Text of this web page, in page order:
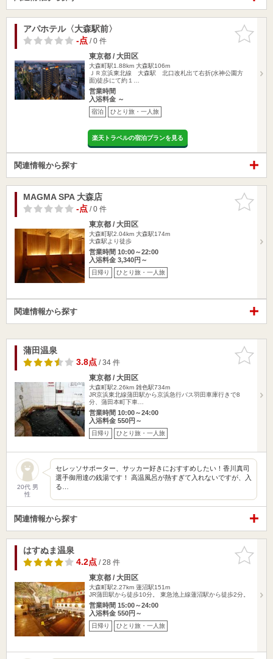
お気に入
りに追加
アパホテル〈大森駅前〉
-点/ 0 件
東京都 / 大田区
大森町駅1.88km 大森駅106m
ＪＲ京浜東北線 大森駅 北口改札出て右折(水神公園方
面)徒歩にて約１…
営業時間
入浴料金 ～
宿泊 ひとり旅・一人旅
楽天トラベルの宿泊プランを見る
関連情報から探す
お気に入
りに追加
MAGMA SPA 大森店
-点/ 0 件
東京都 / 大田区
大森町駅2.04km 大森駅174m
大森駅より徒歩
営業時間 10:00～22:00
入浴料金 3,340円～
日帰り ひとり旅・一人旅
関連情報から探す
お気に入
りに追加
蒲田温泉
3.8点/ 34 件
東京都 / 大田区
大森町駅2.26km 雑色駅734m
JR京浜東北線蒲田駅から京浜急行バス羽田車庫行きで8
分、蒲田本町下車…
営業時間 10:00～24:00
入浴料金 550円～
日帰り ひとり旅・一人旅
20代 男
性
セレッソサポーター、サッカー好きにおすすめしたい！香川真司
選手御用達の銭湯です！ 高温風呂が熱すぎて入れないですが、入
る…
関連情報から探す
お気に入
りに追加
はすぬま温泉
4.2点/ 28 件
東京都 / 大田区
大森町駅2.27km 蓮沼駅151m
JR蒲田駅から徒歩10分。 東急池上線蓮沼駅から徒歩2分。
営業時間 15:00～24:00
入浴料金 550円～
日帰り ひとり旅・一人旅